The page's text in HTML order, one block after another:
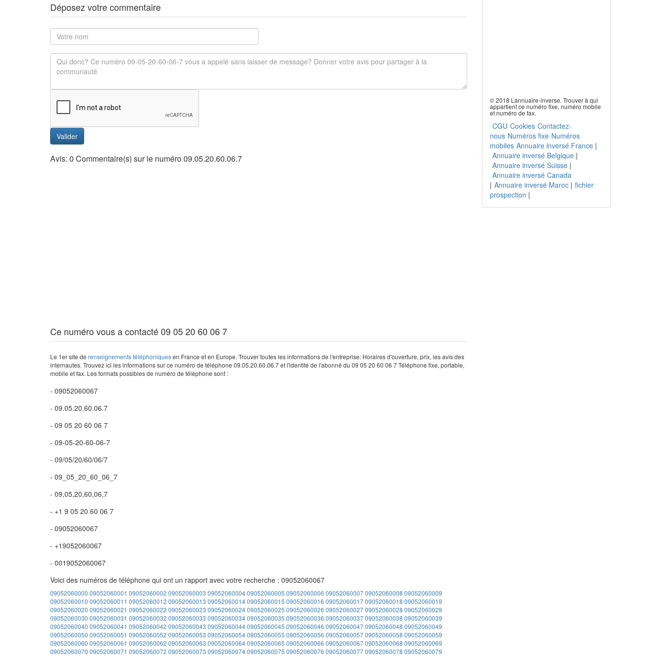
Déposez votre commentaire
Valider
Avis: 0 Commentaire(s) sur le numéro 09.05.20.60.06.7
Ce numéro vous a contacté 09 05 20 60 06 7
Le 1er site de renseignements téléphoniquesen France et en Europe. Trouver toutes les informations de l'entreprise: Horaires d'ouverture, prix, les avis des
internautes. Trouvez ici les informations sur ce numéro de téléphone 09.05.20.60.06.7 et l'identité de l'abonné du 09 05 20 60 06 7 Téléphone fixe, portable,
mobile et fax. Les formats possibles de numéro de téléphone sont :
- 09052060067
- 09.05.20.60.06.7
- 09 05 20 60 06 7
- 09-05-20-60-06-7
- 09/05/20/60/06/7
- 09_05_20_60_06_7
- 09,05,20,60,06,7
- +1 9 05 20 60 06 7
- 09052060067
- +19052060067
- 0019052060067
Voici des numéros de téléphone qui ont un rapport avec votre recherche : 09052060067
09052060000 09052060001 09052060002 09052060003 0905206000409052060005 09052060006 0905206000709052060008 09052060009
09052060010 09052060011 09052060012 09052060013 0905206001409052060015 09052060016 0905206001709052060018 09052060019
09052060020 09052060021 09052060022 09052060023 0905206002409052060025 09052060026 0905206002709052060028 09052060029
09052060030 09052060031 09052060032 09052060033 0905206003409052060035 09052060036 0905206003709052060038 09052060039
09052060040 09052060041 09052060042 09052060043 0905206004409052060045 09052060046 0905206004709052060048 09052060049
09052060050 09052060051 09052060052 09052060053 0905206005409052060055 09052060056 0905206005709052060058 09052060059
09052060060 09052060061 09052060062 09052060063 0905206006409052060065 09052060066 0905206006709052060068 09052060069
09052060070 09052060071 09052060072 09052060073 0905206007409052060075 09052060076 0905206007709052060078 09052060079
© 2018 Lannuaire-inverse. Trouver à qui
appartient ce numéro fixe, numéro mobile
et numéro de fax.
CGU Cookies Contactez-
nous Numéros fixe Numéros
mobiles Annuaire inversé France|
Annuaire inversé Belgique|
Annuaire inversé Suisse|
Annuaire inversé Canada
| Annuaire inversé Maroc| fichier
prospection |